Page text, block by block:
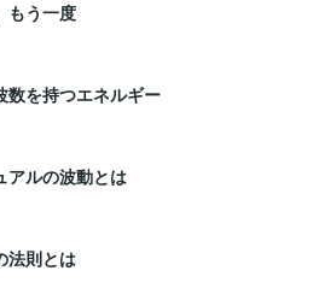
もう一度
数を持つエネルギー
アルの波動とは
法則とは